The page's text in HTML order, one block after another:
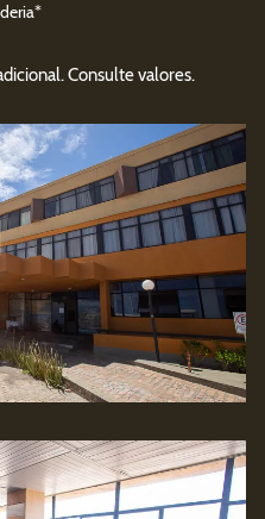
Consulte valores.